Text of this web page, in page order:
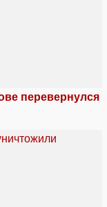
перевернулся